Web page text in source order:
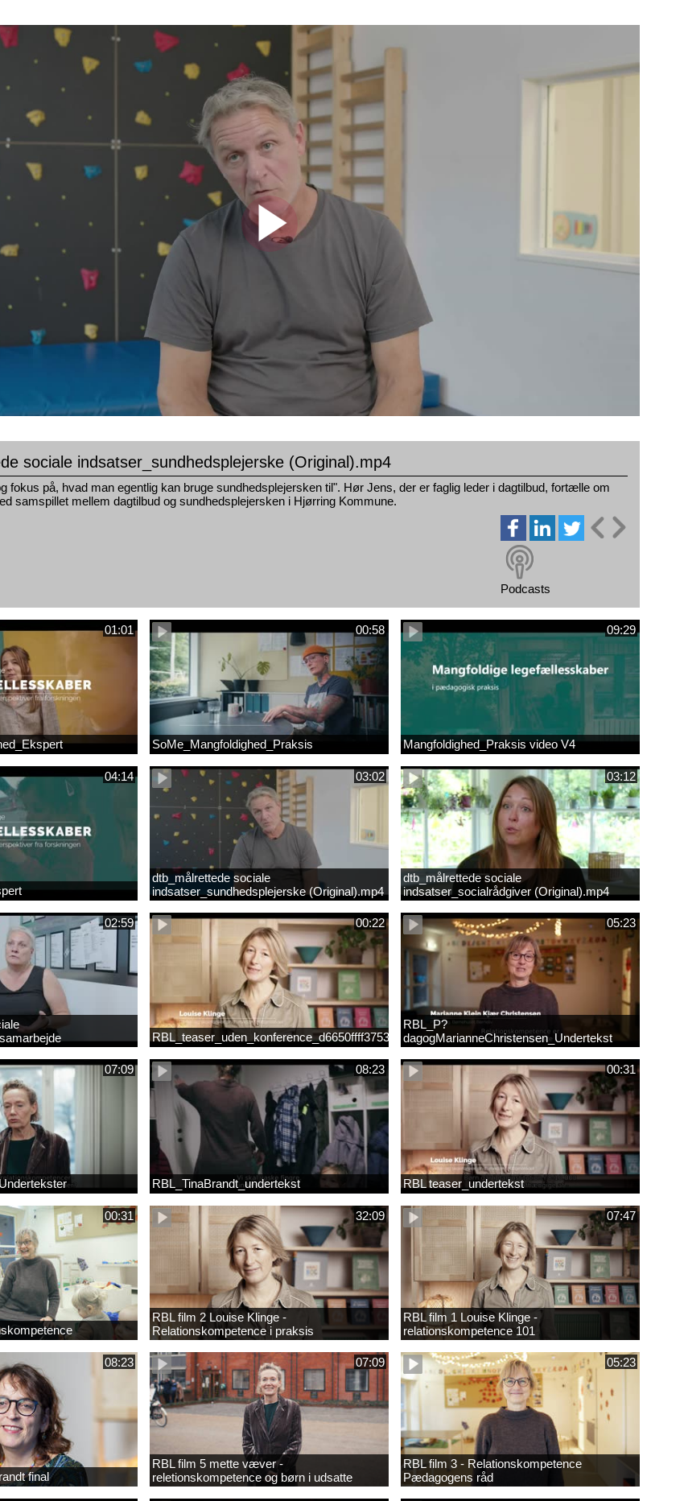
sociale indsatser_sundhedsplejerske (Original).mp4
fokus på, hvad man egentlig kan bruge sundhedsplejersken til". Hør Jens, der er faglig leder i dagtilbud, fortælle om
samspillet mellem dagtilbud og sundhedsplejersken i Hjørring Kommune.
Podcasts
01:01 00:58
SoMe_Mangfoldighed_Praksis
09:29
Mangfoldighed_Praksis video V4
04:14 03:02
dtb_målrettede sociale
indsatser_sundhedsplejerske (Original).mp4
03:12
dtb_målrettede sociale
indsatser_socialrådgiver (Original).mp4
02:59 00:22
RBL_teaser_uden_konference_d6650ffff3753207c978e298d3eef04f.mp4
05:23
RBL_P?
dagogMarianneChristensen_Undertekst
07:09 08:23
RBL_TinaBrandt_undertekst
00:31
RBL teaser_undertekst
00:31 32:09
RBL film 2 Louise Klinge -
Relationskompetence i praksis
07:47
RBL film 1 Louise Klinge -
relationskompetence 101
08:23
final
07:09
RBL film 5 mette væver -
reletionskompetence og børn i udsatte
positioner
05:23
RBL film 3 - Relationskompetence
Pædagogens råd